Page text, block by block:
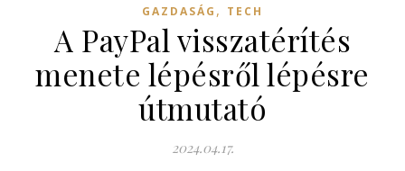
GAZDASÁG , TECH
A PayPal visszatérítés
menete lépésről lépésre
útmutató
2024.04.17.